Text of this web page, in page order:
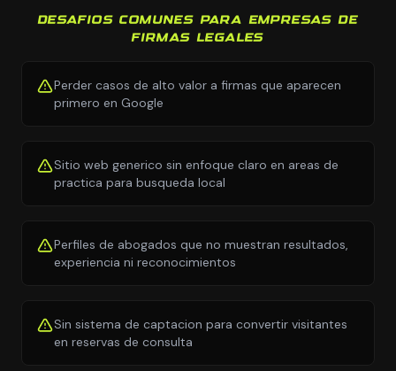
DESAFIOS COMUNES PARA EMPRESAS DE
FIRMAS LEGALES
Perder casos de alto valor a firmas que aparecen
primero en Google
Sitio web generico sin enfoque claro en areas de
practica para busqueda local
Perfiles de abogados que no muestran resultados,
experiencia ni reconocimientos
Sin sistema de captacion para convertir visitantes
en reservas de consulta